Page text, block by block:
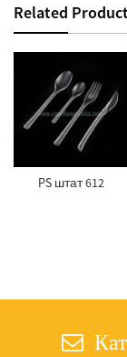
Related
PS штат 612